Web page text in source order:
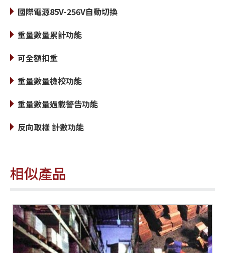
國際電源85V-256V自動切換
重量數量累計功能
可全額扣重
重量數量檢校功能
重量數量過載警告功能
反向取樣 計數功能
相似產品